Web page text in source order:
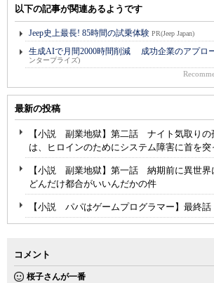
以下の記事が関連あるようです
Jeep史上最長! 85時間の試乗体験 PR(Jeep Japan)
生成AIで月間2000時間削減 成功企業のアプロ
ンタープライズ)
最新の投稿
【小説 副業地獄】第二話 ナイト気取りの
は、ヒロインのためにシステム障害に首を突
【小説 副業地獄】第一話 納期前に異世界
どんだけ都合がいいんだかの件
【小説 パパはゲームプログラマー】最終
コメント
桜子さんが一番